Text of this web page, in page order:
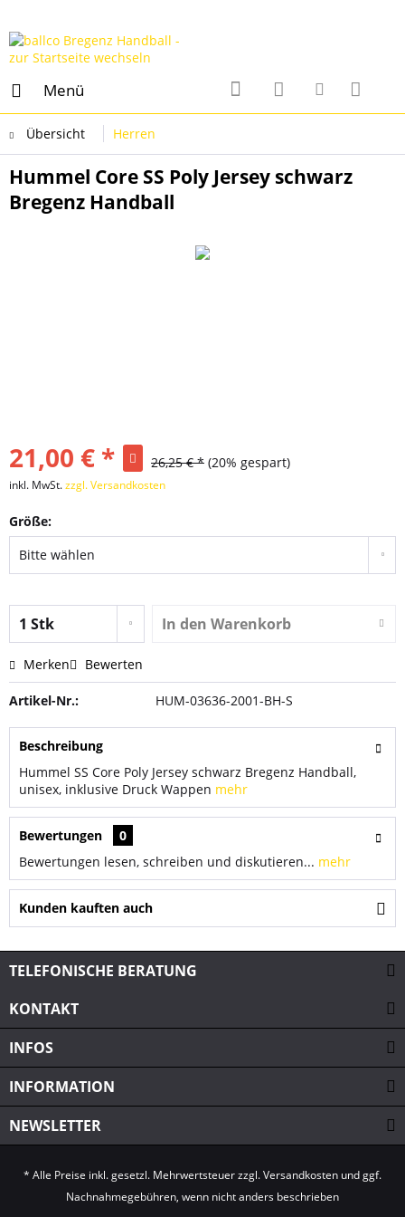
Menü
Übersicht Herren
Hummel Core SS Poly Jersey schwarz
Bregenz Handball
21,00 € * 26,25 € * (20% gespart)
inkl. MwSt.zzgl. Versandkosten
Größe:
In den Warenkorb
Merken Bewerten
Artikel-Nr.: HUM-03636-2001-BH-S
Beschreibung
Hummel SS Core Poly Jersey schwarz Bregenz Handball,
unisex, inklusive Druck Wappen mehr
Bewertungen
0
Bewertungen lesen, schreiben und diskutieren... mehr
Kunden kauften auch
TELEFONISCHE BERATUNG
KONTAKT
INFOS
INFORMATION
NEWSLETTER
* Alle Preise inkl. gesetzl. Mehrwertsteuer zzgl.Versandkosten und ggf.
Nachnahmegebühren, wenn nicht anders beschrieben